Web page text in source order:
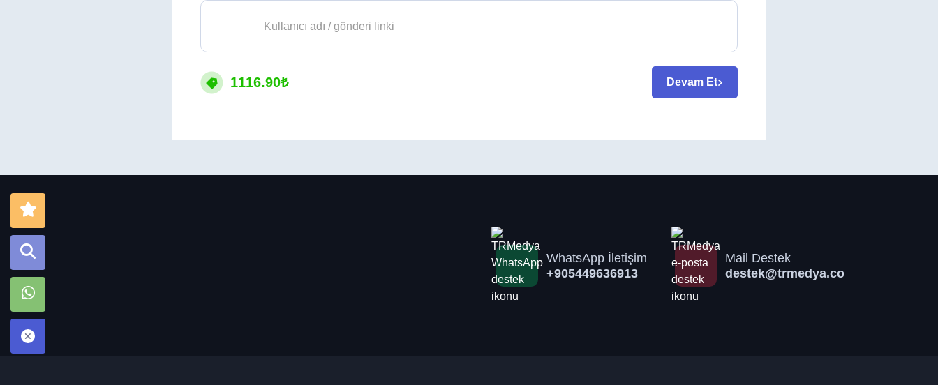
1116.90₺ Devam Et
WhatsApp İletişim
+905449636913
Mail Destek
destek@trmedya.co